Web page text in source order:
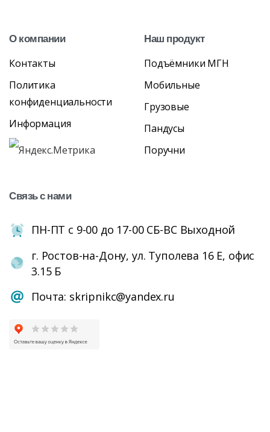
Окомпании
Контакты
Политика
конфиденциальности
Информация
Наш продукт
Подъёмники МГН
Мобильные
Грузовые
Пандусы
Поручни
Связьснами
ПН-ПТ с 9-00 до 17-00 СБ-ВС Выходной
г. Ростов-на-Дону, ул. Туполева 16 Е, офис
3.15 Б
Почта: skripnikc@yandex.ru